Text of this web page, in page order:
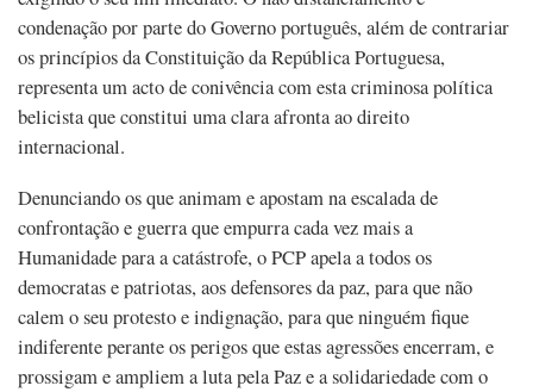
condenação por parte do Governo português, além de contrariar
os princípios da Constituição da República Portuguesa,
representa um acto de conivência com esta criminosa política
belicista que constitui uma clara afronta ao direito
internacional.
Denunciando os que animam e apostam na escalada de
confrontação e guerra que empurra cada vez mais a
Humanidade para a catástrofe, o PCP apela a todos os
democratas e patriotas, aos defensores da paz, para que não
calem o seu protesto e indignação, para que ninguém fique
indiferente perante os perigos que estas agressões encerram, e
prossigam e ampliem a luta pela Paz e a solidariedade com o